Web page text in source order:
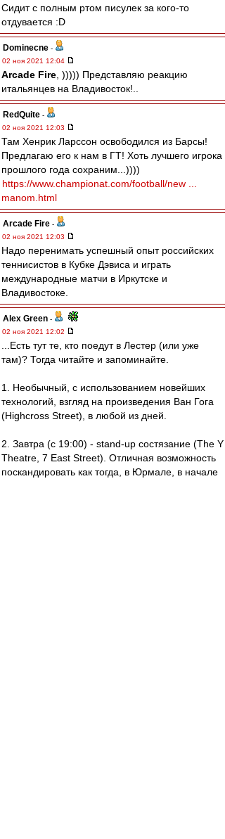
Сидит с полным ртом писулек за кого-то
отдувается :D
Dominecne -
02 ноя 2021 12:04
Arcade Fire , ))))) Представляю реакцию
итальянцев на Владивосток!..
RedQuite -
02 ноя 2021 12:03
Там Хенрик Ларссон освободился из Барсы!
Предлагаю его к нам в ГТ! Хоть лучшего игрока
прошлого года сохраним...))))
https://www.championat.com/football/new ...
manom.html
Arcade Fire -
02 ноя 2021 12:03
Надо перенимать успешный опыт российских
теннисистов в Кубке Дэвиса и играть
международные матчи в Иркутске и
Владивостоке.
Alex Green -
02 ноя 2021 12:02
...Есть тут те, кто поедут в Лестер (или уже
там)? Тогда читайте и запоминайте.
1. Необычный, с использованием новейших
технологий, взгляд на произведения Ван Гога
(Highcross Street), в любой из дней.
2. Завтра (с 19:00) - stand-up состязание (The Y
Theatre, 7 East Street). Отличная возможность
поскандировать как тогда, в Юрмале, в начале